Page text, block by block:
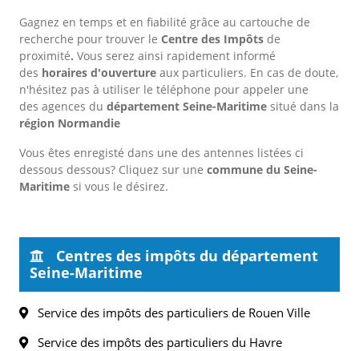
Gagnez en temps et en fiabilité grâce au cartouche de
recherche pour trouver le Centre des Impôts de
proximité. Vous serez ainsi rapidement informé
des horaires d'ouverture aux particuliers. En cas de doute,
n'hésitez pas à utiliser le téléphone pour appeler une
des agences du département Seine-Maritime situé dans la
région Normandie
Vous êtes enregisté dans une des antennes listées ci
dessous dessous? Cliquez sur une commune du Seine-
Maritime si vous le désirez.
Centres des impôts du département
Seine-Maritime
Service des impôts des particuliers de Rouen Ville
Service des impôts des particuliers du Havre